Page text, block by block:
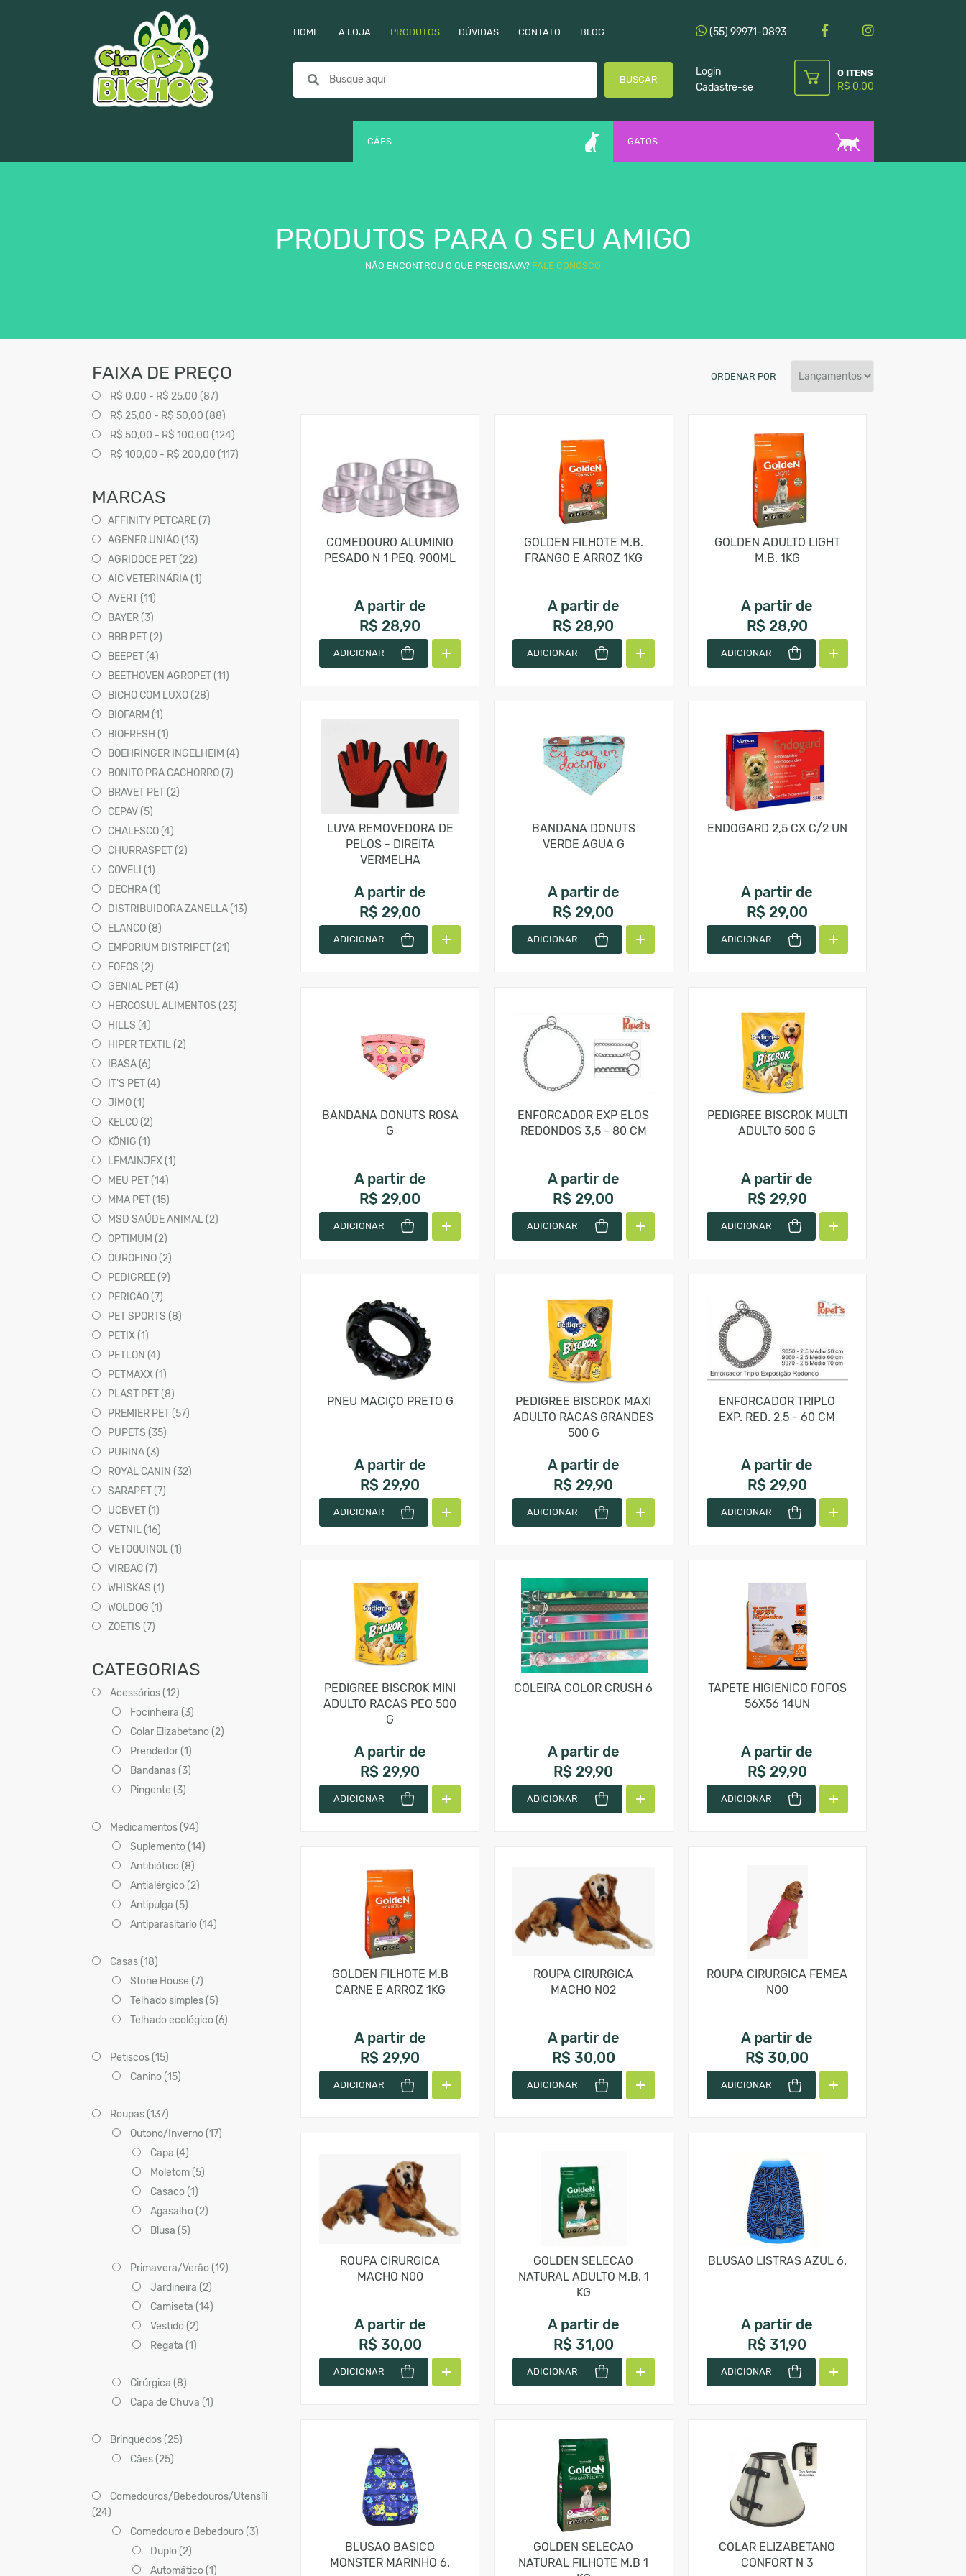
HOME A LOJA PRODUTOS DÚVIDAS CONTATO BLOG
BUSCAR
(55) 99971-0893
Login
Cadastre-se
0 ITENS
R$ 0,00
CÃES GATOS
PRODUTOS PARA O SEU AMIGO
NÃO ENCONTROU O QUE PRECISAVA? FALE CONOSCO
FAIXA DE PREÇO
R$ 0,00 - R$ 25,00 (87)
R$ 25,00 - R$ 50,00 (88)
R$ 50,00 - R$ 100,00 (124)
R$ 100,00 - R$ 200,00 (117)
MARCAS
AFFINITY PETCARE (7)
AGENER UNIÃO (13)
AGRIDOCE PET (22)
AIC VETERINÁRIA (1)
AVERT (11)
BAYER (3)
BBB PET (2)
BEEPET (4)
BEETHOVEN AGROPET (11)
BICHO COM LUXO (28)
BIOFARM (1)
BIOFRESH (1)
BOEHRINGER INGELHEIM (4)
BONITO PRA CACHORRO (7)
BRAVET PET (2)
CEPAV (5)
CHALESCO (4)
CHURRASPET (2)
COVELI (1)
DECHRA (1)
DISTRIBUIDORA ZANELLA (13)
ELANCO (8)
EMPORIUM DISTRIPET (21)
FOFOS (2)
GENIAL PET (4)
HERCOSUL ALIMENTOS (23)
HILLS (4)
HIPER TEXTIL (2)
IBASA (6)
IT'S PET (4)
JIMO (1)
KELCO (2)
KÖNIG (1)
LEMAINJEX (1)
MEU PET (14)
MMA PET (15)
MSD SAÚDE ANIMAL (2)
OPTIMUM (2)
OUROFINO (2)
PEDIGREE (9)
PERICÃO (7)
PET SPORTS (8)
PETIX (1)
PETLON (4)
PETMAXX (1)
PLAST PET (8)
PREMIER PET (57)
PUPETS (35)
PURINA (3)
ROYAL CANIN (32)
SARAPET (7)
UCBVET (1)
VETNIL (16)
VETOQUINOL (1)
VIRBAC (7)
WHISKAS (1)
WOLDOG (1)
ZOETIS (7)
CATEGORIAS
Acessórios (12)
Focinheira (3)
Colar Elizabetano (2)
Prendedor (1)
Bandanas (3)
Pingente (3)
Medicamentos (94)
Suplemento (14)
Antibiótico (8)
Antialérgico (2)
Antipulga (5)
Antiparasitario (14)
Casas (18)
Stone House (7)
Telhado simples (5)
Telhado ecológico (6)
Petiscos (15)
Canino (15)
Roupas (137)
Outono/Inverno (17)
Capa (4)
Moletom (5)
Casaco (1)
Agasalho (2)
Blusa (5)
Primavera/Verão (19)
Jardineira (2)
Camiseta (14)
Vestido (2)
Regata (1)
Cirúrgica (8)
Capa de Chuva (1)
Brinquedos (25)
Cães (25)
Comedouros/Bebedouros/Utensíli
(24)
Comedouro e Bebedouro (3)
Duplo (2)
Automático (1)
ORDENAR POR
COMEDOURO ALUMINIO
PESADO N 1 PEQ. 900ML
A partir de
R$ 28,90
ADICIONAR
GOLDEN FILHOTE M.B.
FRANGO E ARROZ 1KG
A partir de
R$ 28,90
ADICIONAR
GOLDEN ADULTO LIGHT
M.B. 1KG
A partir de
R$ 28,90
ADICIONAR
LUVA REMOVEDORA DE
PELOS - DIREITA
VERMELHA
A partir de
R$ 29,00
ADICIONAR
BANDANA DONUTS
VERDE AGUA G
A partir de
R$ 29,00
ADICIONAR
ENDOGARD 2,5 CX C/2 UN
A partir de
R$ 29,00
ADICIONAR
BANDANA DONUTS ROSA
G
A partir de
R$ 29,00
ADICIONAR
ENFORCADOR EXP ELOS
REDONDOS 3,5 - 80 CM
A partir de
R$ 29,00
ADICIONAR
PEDIGREE BISCROK MULTI
ADULTO 500 G
A partir de
R$ 29,90
ADICIONAR
PNEU MACIÇO PRETO G
A partir de
R$ 29,90
ADICIONAR
PEDIGREE BISCROK MAXI
ADULTO RACAS GRANDES
500 G
A partir de
R$ 29,90
ADICIONAR
ENFORCADOR TRIPLO
EXP. RED. 2,5 - 60 CM
A partir de
R$ 29,90
ADICIONAR
PEDIGREE BISCROK MINI
ADULTO RACAS PEQ 500
G
A partir de
R$ 29,90
ADICIONAR
COLEIRA COLOR CRUSH 6
A partir de
R$ 29,90
ADICIONAR
TAPETE HIGIENICO FOFOS
56X56 14UN
A partir de
R$ 29,90
ADICIONAR
GOLDEN FILHOTE M.B
CARNE E ARROZ 1KG
A partir de
R$ 29,90
ADICIONAR
ROUPA CIRURGICA
MACHO N02
A partir de
R$ 30,00
ADICIONAR
ROUPA CIRURGICA FEMEA
N00
A partir de
R$ 30,00
ADICIONAR
ROUPA CIRURGICA
MACHO N00
A partir de
R$ 30,00
ADICIONAR
GOLDEN SELECAO
NATURAL ADULTO M.B. 1
KG
A partir de
R$ 31,00
ADICIONAR
BLUSAO LISTRAS AZUL 6.
A partir de
R$ 31,90
ADICIONAR
BLUSAO BASICO
MONSTER MARINHO 6.
GOLDEN SELECAO
NATURAL FILHOTE M.B 1
COLAR ELIZABETANO
CONFORT N 3